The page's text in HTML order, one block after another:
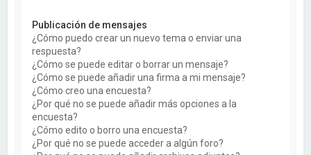
Publicación de mensajes
¿Cómo puedo crear un nuevo tema o enviar una
respuesta?
¿Cómo se puede editar o borrar un mensaje?
¿Cómo se puede añadir una firma a mi mensaje?
¿Cómo creo una encuesta?
¿Por qué no se puede añadir más opciones a la
encuesta?
¿Cómo edito o borro una encuesta?
¿Por qué no se puede acceder a algún foro?